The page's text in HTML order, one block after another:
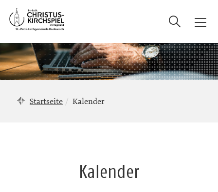
T
g
g
l
Suche
Startseite Kalender
Kalender